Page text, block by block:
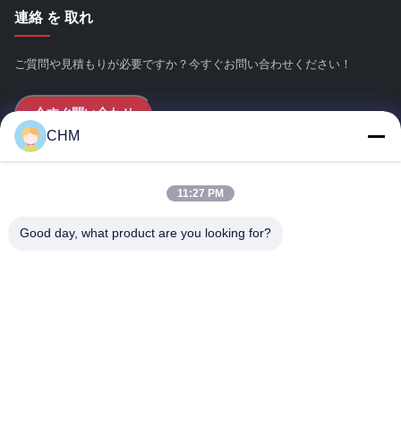
連絡 を 取れ
ご質問や見積もりが必要ですか？今すぐお問い合わせください！
今すぐ問い合わせ
CHM
11:27 PM
Good day, what product are you looking for?